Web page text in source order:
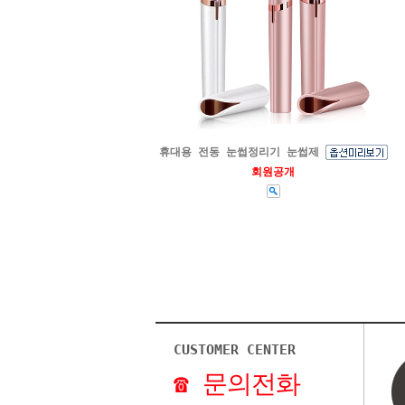
휴대용 전동 눈썹정리기 눈썹제
회원공개
CUSTOMER CENTER
☎ 문의전화